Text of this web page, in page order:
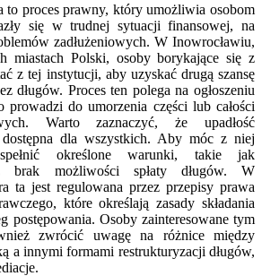
to proces prawny, który umożliwia osobom
się w trudnej sytuacji finansowej, na
zadłużeniowych. W Inowrocławiu,
miastach Polski, osoby borykające się z
z tej instytucji, aby uzyskać drugą szansę
długów. Proces ten polega na ogłoszeniu
prowadzi do umorzenia części lub całości
Warto zaznaczyć, że upadłość
dla wszystkich. Aby móc z niej
określone warunki, takie jak
brak możliwości spłaty długów. W
ta jest regulowana przez przepisy prawa
które określają zasady składania
postępowania. Osoby zainteresowane tym
zwrócić uwagę na różnice między
a innymi formami restrukturyzacji długów,